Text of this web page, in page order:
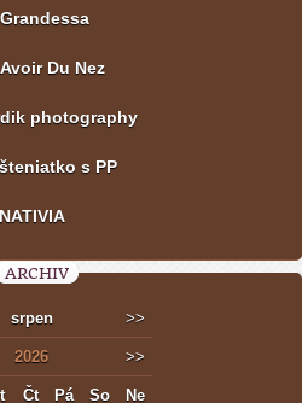
Du Nez
photography
s PP
NATIVIA
ARCHIV
srpen >>
2026 >>
Čt Pá So Ne